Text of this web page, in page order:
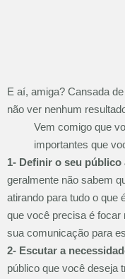
E aí, amiga? Cansada
não ver nenhum
Vem comigo que
importantes que
1- Definir o seu público
geralmente não sabem
atirando para tudo o que
que você precisa é focar
sua comunicação para
2- Escutar a
público que você deseja